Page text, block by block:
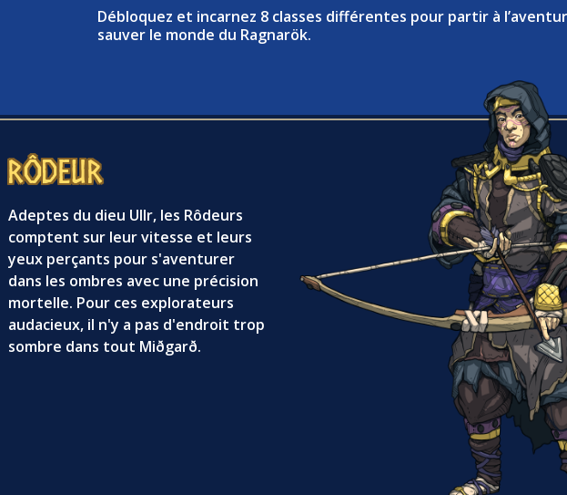
Débloquez et incarnez 8 classes différentes pour partir à
sauver le monde du Ragnarök.
Rôdeur
Adeptes du dieu Ullr, les Rôdeurs
comptent sur leur vitesse et leurs
yeux perçants pour s'aventurer
dans les ombres avec une précision
mortelle. Pour ces explorateurs
audacieux, il n'y a pas d'endroit trop
sombre dans tout Miðgarð.